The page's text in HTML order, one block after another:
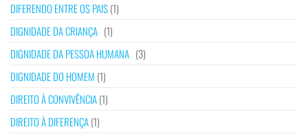
DIFERENDO ENTRE OS PAIS(1)
DIGNIDADE DA CRIANÇA (1)
DIGNIDADE DA PESSOA HUMANA (3)
DIGNIDADE DO HOMEM (1)
DIREITO À CONVIVÊNCIA(1)
DIREITO À DIFERENÇA(1)